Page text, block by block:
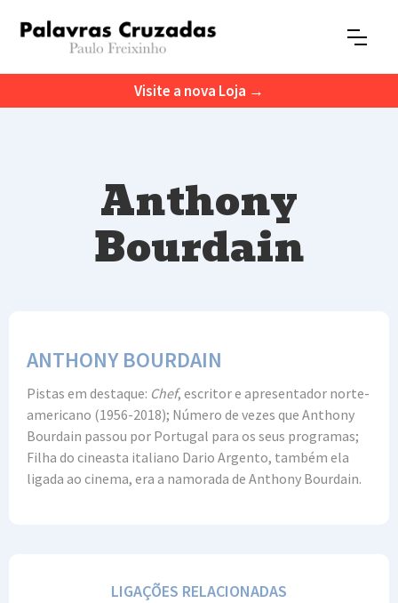
Visite a nova Loja →
Anthony
Bourdain
ANTHONY BOURDAIN
Pistas em destaque: Chef, escritor e apresentador norte-
americano (1956-2018); Número de vezes que Anthony
Bourdain passou por Portugal para os seus programas;
Filha do cineasta italiano Dario Argento, também ela
ligada ao cinema, era a namorada de Anthony Bourdain.
LIGAÇÕES RELACIONADAS